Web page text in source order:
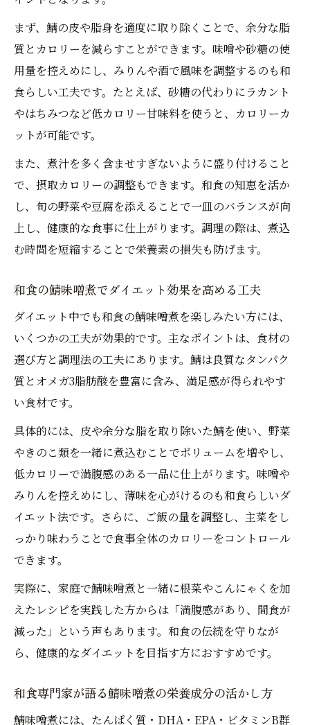
まず、鯖の皮や脂身を適度に取り除くことで、余分な脂
質とカロリーを減らすことができます。味噌や砂糖の使
用量を控えめにし、みりんや酒で風味を調整するのも和
食らしい工夫です。たとえば、砂糖の代わりにラカント
やはちみつなど低カロリー甘味料を使うと、カロリーカ
ットが可能です。
また、煮汁を多く含ませすぎないように盛り付けること
で、摂取カロリーの調整もできます。和食の知恵を活か
し、旬の野菜や豆腐を添えることで一皿のバランスが向
上し、健康的な食事に仕上がります。調理の際は、煮込
む時間を短縮することで栄養素の損失も防げます。
和食の鯖味噌煮でダイエット効果を高める工夫
ダイエット中でも和食の鯖味噌煮を楽しみたい方には、
いくつかの工夫が効果的です。主なポイントは、食材の
選び方と調理法の工夫にあります。鯖は良質なタンパク
質とオメガ3脂肪酸を豊富に含み、満足感が得られやす
い食材です。
具体的には、皮や余分な脂を取り除いた鯖を使い、野菜
やきのこ類を一緒に煮込むことでボリュームを増やし、
低カロリーで満腹感のある一品に仕上がります。味噌や
みりんを控えめにし、薄味を心がけるのも和食らしいダ
イエット法です。さらに、ご飯の量を調整し、主菜をし
っかり味わうことで食事全体のカロリーをコントロール
できます。
実際に、家庭で鯖味噌煮と一緒に根菜やこんにゃくを加
えたレシピを実践した方からは「満腹感があり、間食が
減った」という声もあります。和食の伝統を守りなが
ら、健康的なダイエットを目指す方におすすめです。
和食専門家が語る鯖味噌煮の栄養成分の活かし方
鯖味噌煮には、たんぱく質・DHA・EPA・ビタミンB群